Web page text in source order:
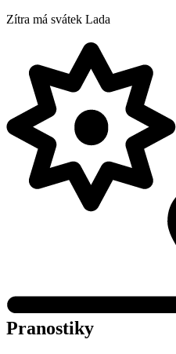
Zítra má svátek Lada
Pranostiky